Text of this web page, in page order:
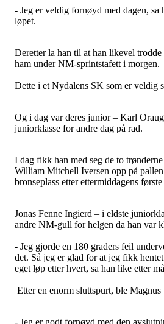
- Jeg er veldig fornøyd med dagen, sa
løpet.
Deretter la han til at han likevel
ham under NM-sprintstafett i morgen.
Dette i et Nydalens SK som er veldig
Og i dag var deres junior – Karl
juniorklasse for andre dag på rad.
I dag fikk han med seg de to
William Mitchell Iversen opp på
bronseplass etter ettermiddagens
Jonas Fenne Ingierd – i eldste
andre NM-gull for helgen da han var
- Jeg gjorde en 180 graders feil
det. Så jeg er glad for at jeg fikk
eget løp etter hvert, sa han like etter
Etter en enorm sluttspurt, ble
- Jeg er godt fornøyd med den